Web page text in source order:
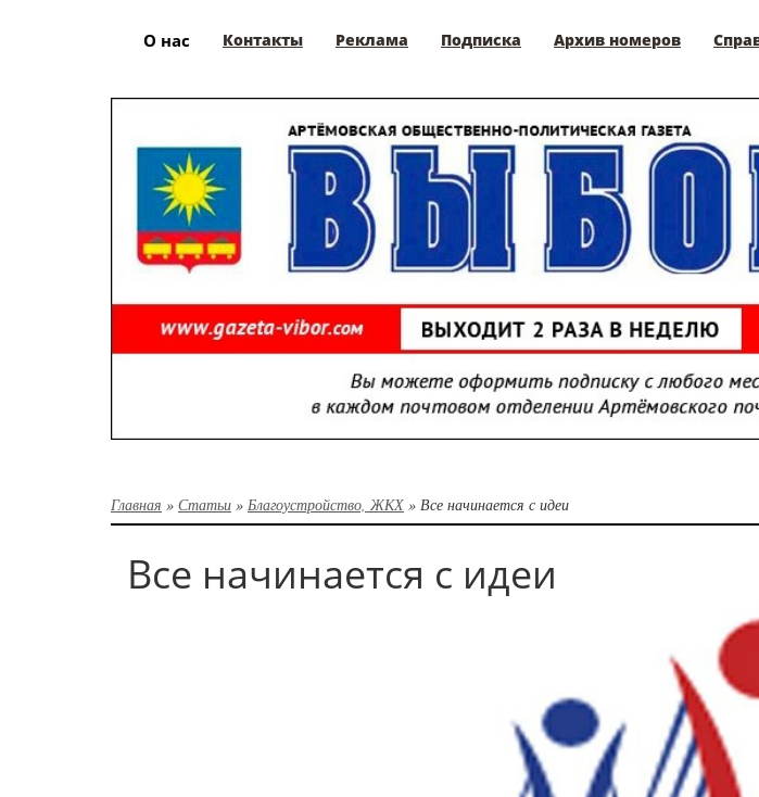
О нас Контакты Реклама Подписка Архив номеров
Главная » Статьи » Благоустройство, ЖКХ » Все начинается с идеи
Все начинается с идеи